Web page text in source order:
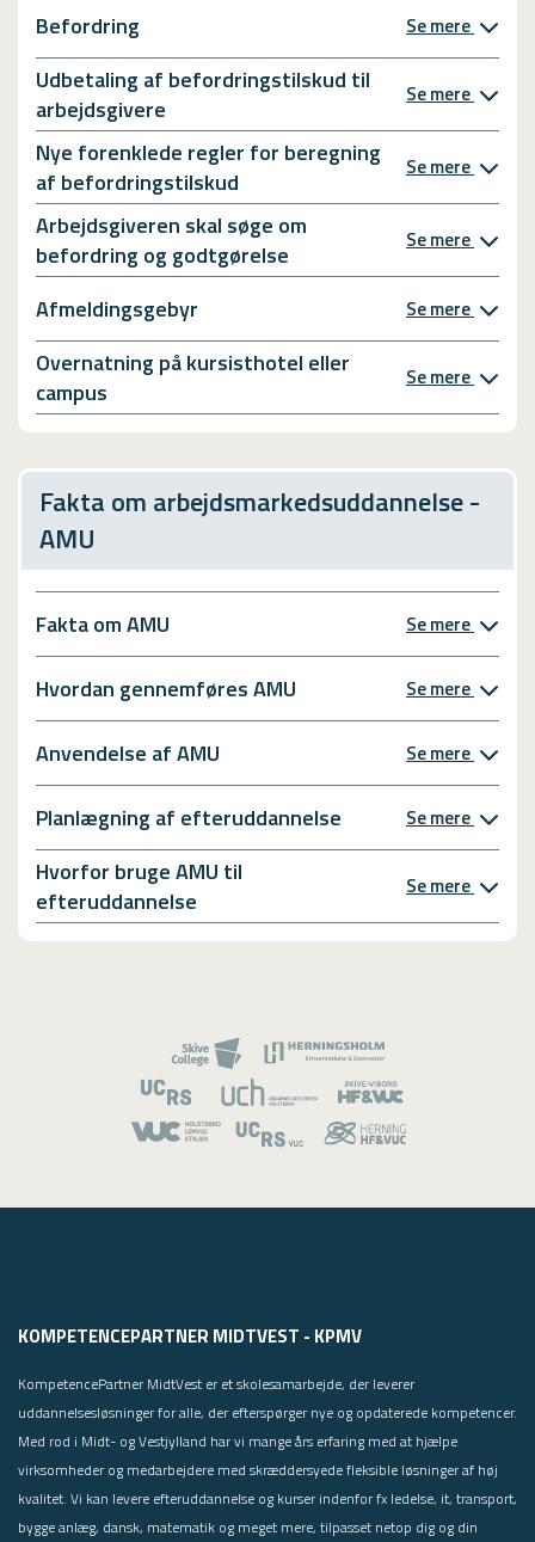
Befordring Se mere
Udbetaling af befordringstilskud til
arbejdsgivere
Se mere
Nye forenklede regler for beregning
af befordringstilskud
Se mere
Arbejdsgiveren skal søge om
befordring og godtgørelse
Se mere
Afmeldingsgebyr Se mere
Overnatning på kursisthotel eller
campus
Se mere
Fakta om arbejdsmarkedsuddannelse -
AMU
Fakta om AMU Se mere
Hvordan gennemføres AMU Se mere
Anvendelse af AMU Se mere
Planlægning af efteruddannelse Se mere
Hvorfor bruge AMU til
efteruddannelse
Se mere
KOMPETENCEPARTNER MIDTVEST - KPMV
KompetencePartner MidtVest er et skolesamarbejde, der leverer
uddannelsesløsninger for alle, der efterspørger nye og opdaterede kompetencer.
Med rod i Midt- og Vestjylland har vi mange års erfaring med at hjælpe
virksomheder og medarbejdere med skræddersyede fleksible løsninger af høj
kvalitet. Vi kan levere efteruddannelse og kurser indenfor fx ledelse, it, transport,
bygge anlæg, dansk, matematik og meget mere, tilpasset netop dig og din